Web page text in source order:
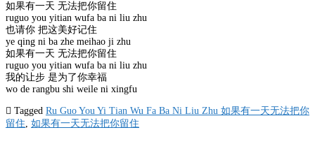
如果有一天 无法把你留住
ruguo you yitian wufa ba ni liu zhu
也请你 把这美好记住
ye qing ni ba zhe meihao ji zhu
如果有一天 无法把你留住
ruguo you yitian wufa ba ni liu zhu
我的让步 是为了你幸福
wo de rangbu shi weile ni xingfu
Tagged Ru Guo You Yi Tian Wu Fa Ba Ni Liu Zhu 如果有一天无法把你
留住, 如果有一天无法把你留住